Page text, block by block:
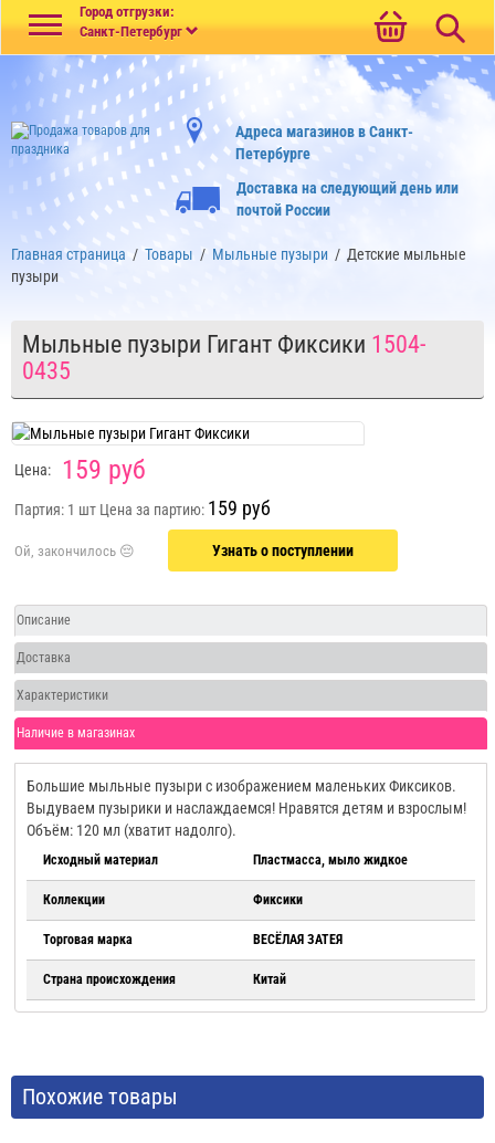
Город отгрузки:
Санкт-Петербург
Адреса магазинов в Санкт-
Петербурге
Доставка на следующий день или
почтой России
Главная страница / Товары / Мыльные пузыри / Детские мыльные
пузыри
Мыльные пузыри Гигант Фиксики 1504-
0435
Цена: 159 руб
Партия: 1 шт Цена за партию: 159 руб
Узнать о поступлении
Описание
Доставка
Характеристики
Наличие в магазинах
Большие мыльные пузыри с изображением маленьких Фиксиков.
Выдуваем пузырики и наслаждаемся! Нравятся детям и взрослым!
Объём: 120 мл (хватит надолго).
Исходный материал Пластмасса, мыло жидкое
Коллекции Фиксики
Торговая марка ВЕСЁЛАЯ ЗАТЕЯ
Страна происхождения Китай
Похожие товары